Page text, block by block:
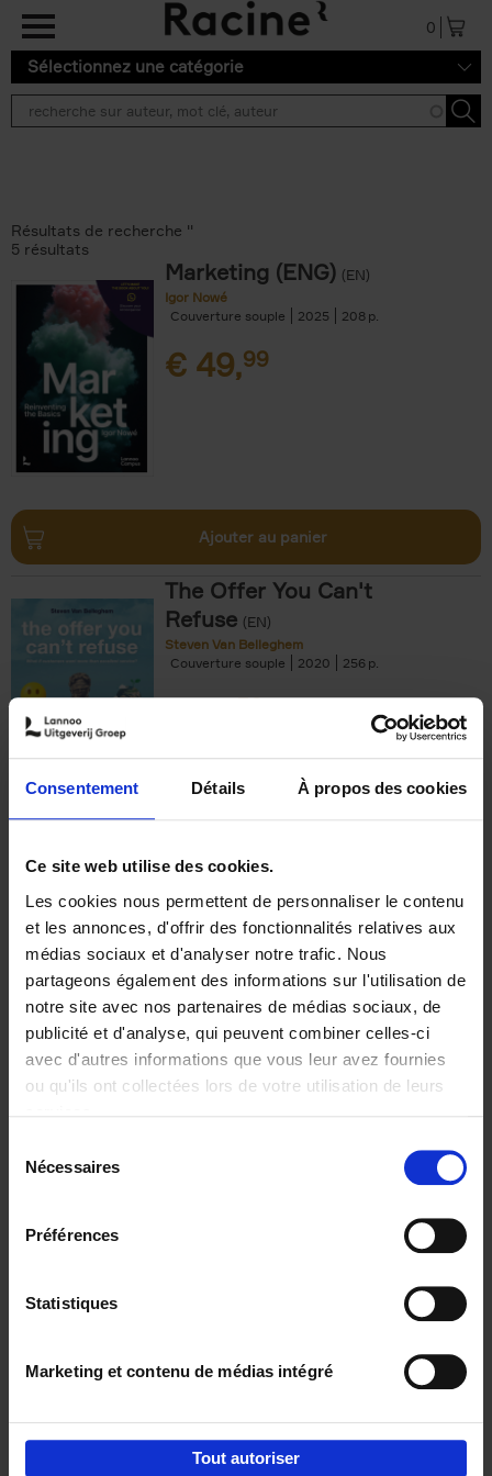
Consentement Détails À propos des cookies
Ce site web utilise des cookies.
Les cookies nous permettent de personnaliser le contenu
et les annonces, d'offrir des fonctionnalités relatives aux
médias sociaux et d'analyser notre trafic. Nous
partageons également des informations sur l'utilisation de
notre site avec nos partenaires de médias sociaux, de
publicité et d'analyse, qui peuvent combiner celles-ci
avec d'autres informations que vous leur avez fournies
ou qu'ils ont collectées lors de votre utilisation de leurs
Nécessaires
Préférences
Statistiques
Marketing et contenu de médias intégré
Tout autoriser
Aller au contenu principal
0
Sélectionnez une catégorie
Résultats de recherche ''
5 résultats
Marketing (ENG) (EN)
Igor Nowé
Couverture souple
2025 208
€ 49,99
Ajouter au panier
The Offer You Can't
Refuse (EN)
Steven Van Belleghem
Couverture souple
2020 256
€37,50
Building Bonds = Building
Business
Jochen Roef Jozefien De Feyter
Carolien Boom
Couverture souple
2025 200
€29,99
Digital marketing like a PRO -
completely revised edition (EN)